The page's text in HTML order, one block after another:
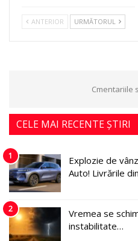
ANTERIOR URMĂTORUL
Cmentariile
CELE MAI RECENTE ȘTIRI
1
Explozie de
Auto! Livrările
2
Vremea se
instabilitate…